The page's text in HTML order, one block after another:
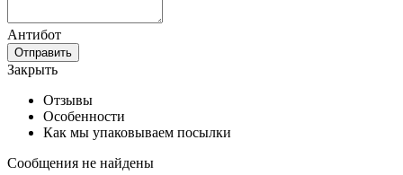
Антибот
Отправить
Закрыть
Отзывы
Особенности
Как мы упаковываем посылки
Сообщения не найдены